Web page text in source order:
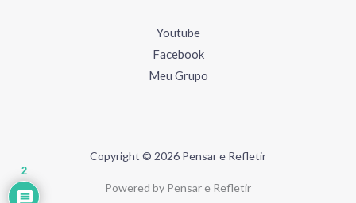
Youtube
Facebook
Meu Grupo
Copyright © 2026 Pensar e Refletir
Powered by Pensar e Refletir
2